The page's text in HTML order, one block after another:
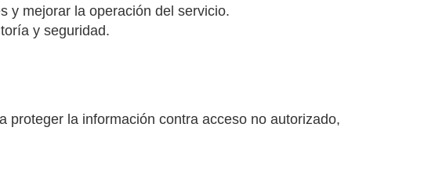
y mejorar la operación del servicio.
y seguridad.
proteger la información contra acceso no autorizado,